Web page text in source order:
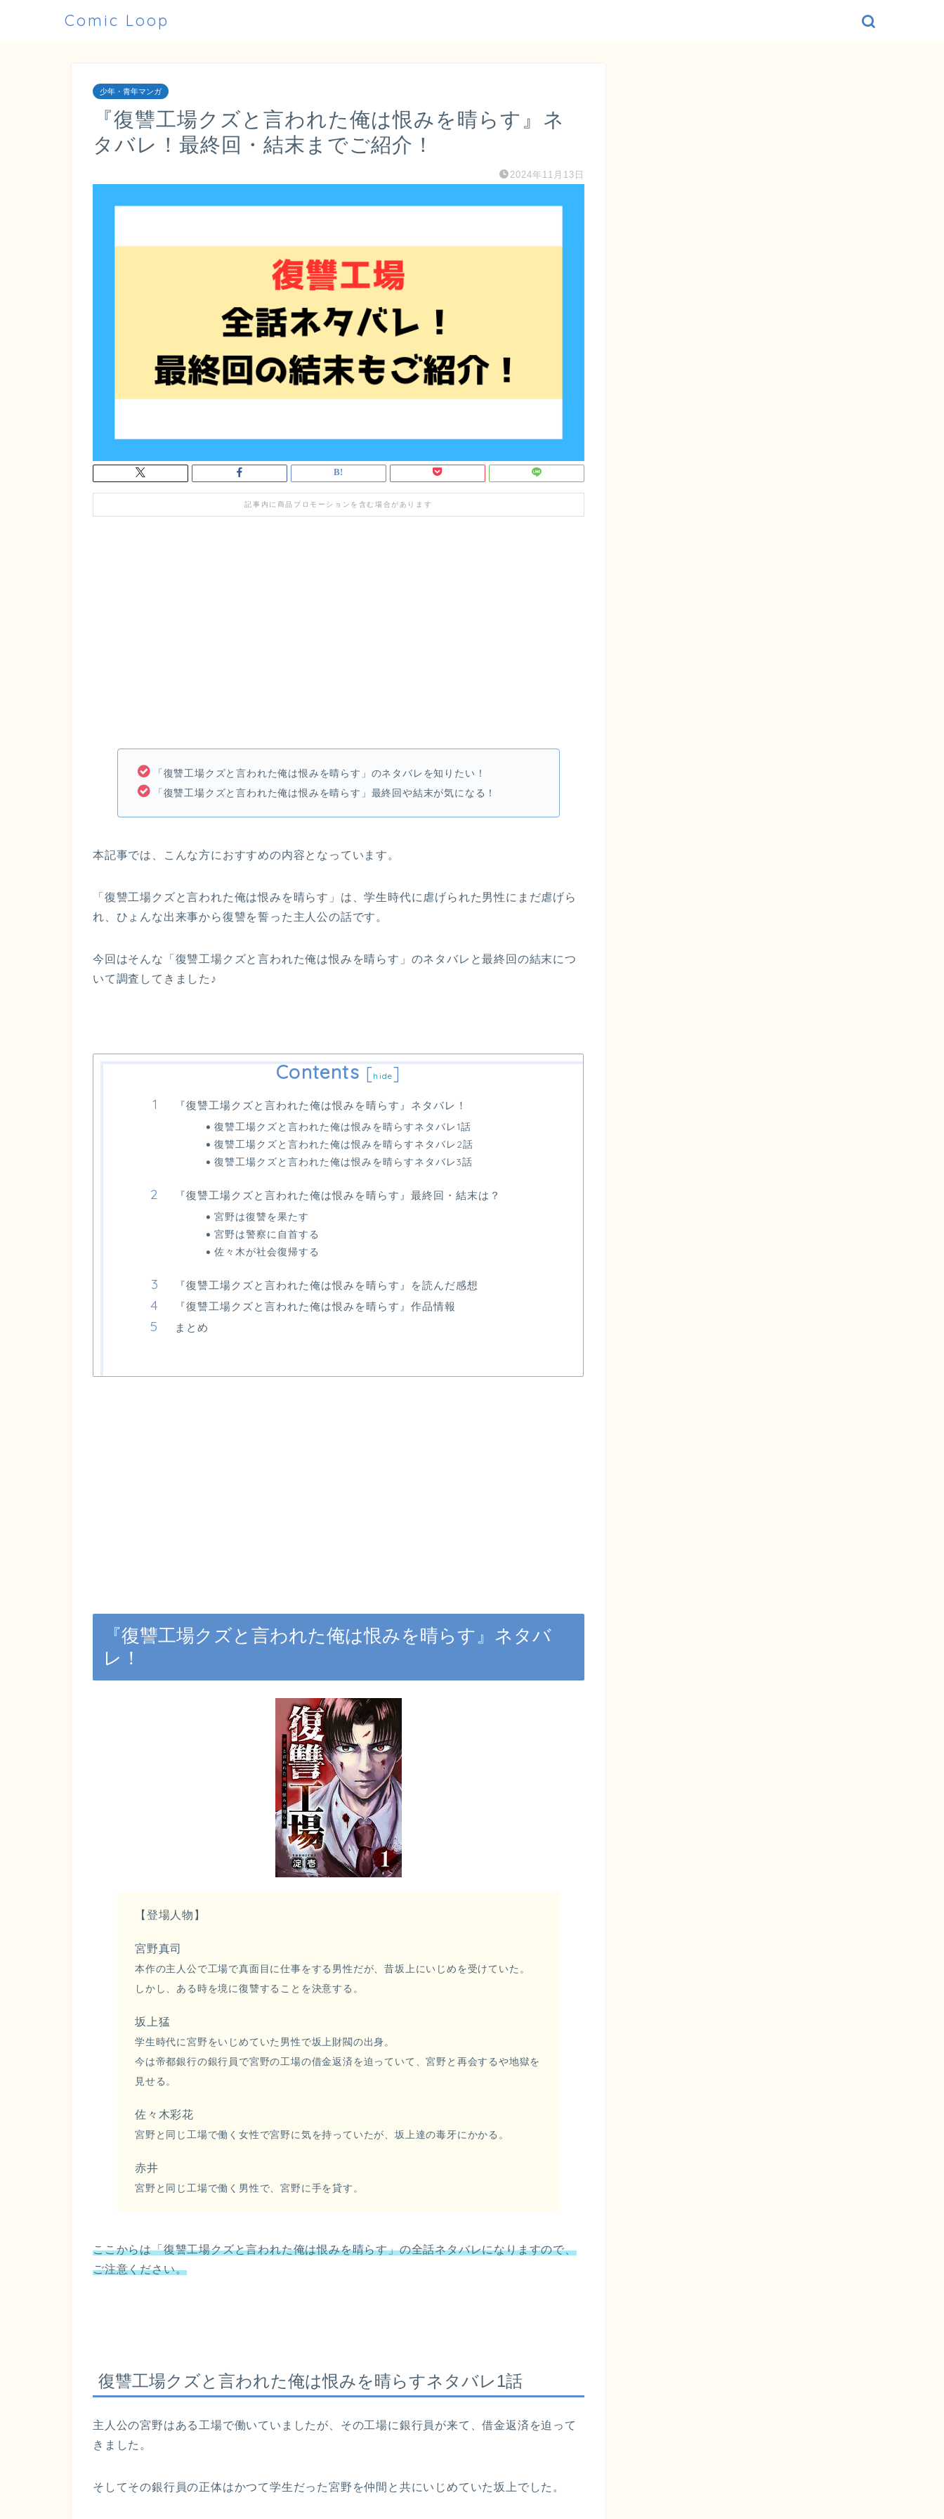
Comic Loop
少年・青年マンガ
『復讐工場クズと言われた俺は恨みを晴らす』ネ
タバレ！最終回・結末までご紹介！
2024年11月13日
記事内に商品プロモーションを含む場合があります
「復讐工場クズと言われた俺は恨みを晴らす」のネタバレを知りたい！
「復讐工場クズと言われた俺は恨みを晴らす」最終回や結末が気になる！
本記事では、こんな方におすすめの内容となっています。
「復讐工場クズと言われた俺は恨みを晴らす」は、学生時代に虐げられた男性にまだ虐げら
れ、ひょんな出来事から復讐を誓った主人公の話です。
今回はそんな「復讐工場クズと言われた俺は恨みを晴らす」のネタバレと最終回の結末につ
いて調査してきました♪
Contents [hide]
『復讐工場クズと言われた俺は恨みを晴らす』ネタバレ！
復讐工場クズと言われた俺は恨みを晴らすネタバレ1話
復讐工場クズと言われた俺は恨みを晴らすネタバレ2話
復讐工場クズと言われた俺は恨みを晴らすネタバレ3話
『復讐工場クズと言われた俺は恨みを晴らす』最終回・結末は？
宮野は復讐を果たす
宮野は警察に自首する
佐々木が社会復帰する
『復讐工場クズと言われた俺は恨みを晴らす』を読んだ感想
『復讐工場クズと言われた俺は恨みを晴らす』作品情報
まとめ
『復讐工場クズと言われた俺は恨みを晴らす 』ネタバ
レ！
【登場人物】
宮野真司
本作の主人公で工場で真面目に仕事をする男性だが、昔坂上にいじめを受けていた。
しかし、ある時を境に復讐することを決意する。
坂上猛
学生時代に宮野をいじめていた男性で坂上財閥の出身。
今は帝都銀行の銀行員で宮野の工場の借金返済を迫っていて、宮野と再会するや地獄を
見せる。
佐々木彩花
宮野と同じ工場で働く女性で宮野に気を持っていたが、坂上達の毒牙にかかる。
赤井
宮野と同じ工場で働く男性で、宮野に手を貸す。
ここからは「復讐工場クズと言われた俺は恨みを晴らす」の全話ネタバレになりますので、
ご注意ください。
復讐工場クズと言われた俺は恨みを晴らすネタバレ1話
主人公の宮野はある工場で働いていましたが、その工場に銀行員が来て、借金返済を迫って
きました。
そしてその銀行員の正体はかつて学生だった宮野を仲間と共にいじめていた坂上でした。